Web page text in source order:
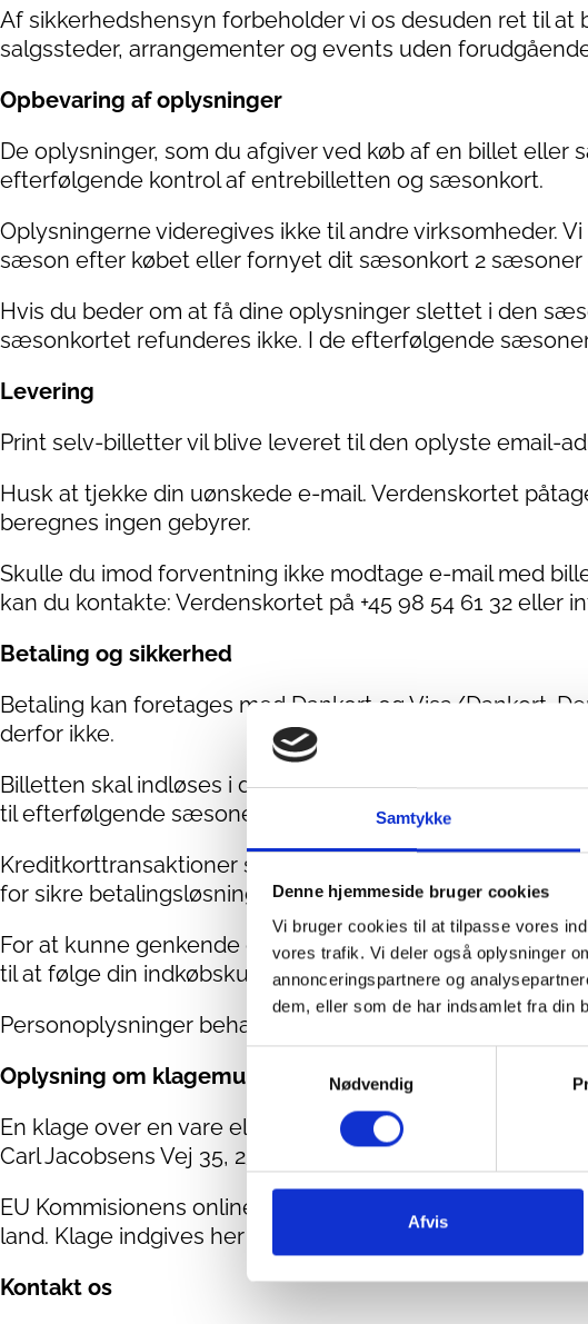
Samtykke
Denne hjemmeside bruger cookies
Vi bruger cookies til at tilpasse vores
vores trafik. Vi deler også oplysninger
annonceringspartnere og
dem, eller som de har indsamlet fra din
Nødvendig
Afvis
Af sikkerhedshensyn forbeholder vi os desuden ret til
salgssteder, arrangementer og events uden
Opbevaring af oplysninger
De oplysninger, som du afgiver ved køb af en billet
efterfølgende kontrol af entrebilletten og sæsonkort.
Oplysningerne videregives ikke til andre virksomheder.
sæson efter købet eller fornyet dit sæsonkort 2
Hvis du beder om at få dine oplysninger slettet i den
sæsonkortet refunderes ikke. I de efterfølgende
Levering
Print selv-billetter vil blive leveret til den oplyste email-
Husk at tjekke din uønskede e-mail. Verdenskortet
beregnes ingen gebyrer.
Skulle du imod forventning ikke modtage e-mail med
kan du kontakte: Verdenskortet på +45 98 54 61 32 eller
Betaling og sikkerhed
Betaling kan foretages med Dankort og Visa/Dankort.
derfor ikke.
Billetten skal indløses i den sæson, det er købt til. Hvis
til efterfølgende sæsoner.
Kreditkorttransaktioner sker på en separat sikret server
for sikre betalingsløsninger. Dine kreditkortoplysninger
For at kunne genkende dine oplysninger ved dit næste
til at følge din indkøbskurv, til statistiske formål samt til
Personoplysninger behandles fortroligt af
Oplysning om klagemuligheder
En klage over en vare eller tjenesteydelse købt hos
Carl Jacobsens Vej 35, 2500 Valby. Du kan klage til
EU Kommisionens online klageportal kan også
land. Klage indgives her https://ec.europa.eu/odr. Ved
Kontakt os